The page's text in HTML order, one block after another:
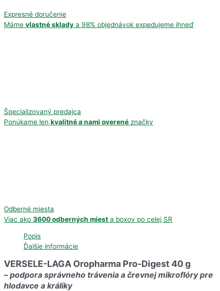
Expresné doručenie
Máme vlastné sklady a 98% objednávok expedujeme ihneď
Špecializovaný predajca
Ponúkame len kvalitné a nami overené značky
Odberné miesta
Viac ako 3600 odberných miest a boxov po celej SR
Popis
Ďalšie informácie
VERSELE-LAGA Oropharma Pro-Digest 40 g
– podpora správneho trávenia a črevnej mikroflóry pre
hlodavce a králiky